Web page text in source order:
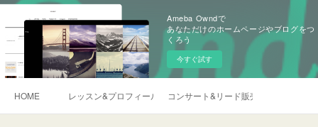
Ameba Owndで
あなただけのホームページやブログをつ
くろう
今すぐ試す
HOME レッスン&プロフィール コンサート&リード販売&ご依頼